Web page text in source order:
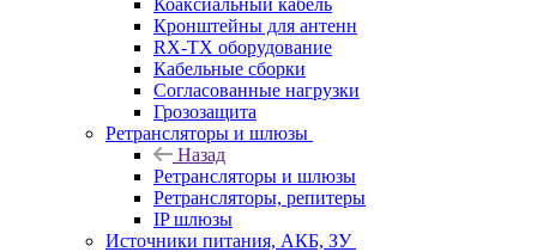
Коаксиальный кабель
Кронштейны для антенн
RX-TX оборудование
Кабельные сборки
Согласованные нагрузки
Грозозащита
Ретрансляторы и шлюзы
Назад
Ретрансляторы и шлюзы
Ретрансляторы, репитеры
IP шлюзы
Источники питания, АКБ, ЗУ